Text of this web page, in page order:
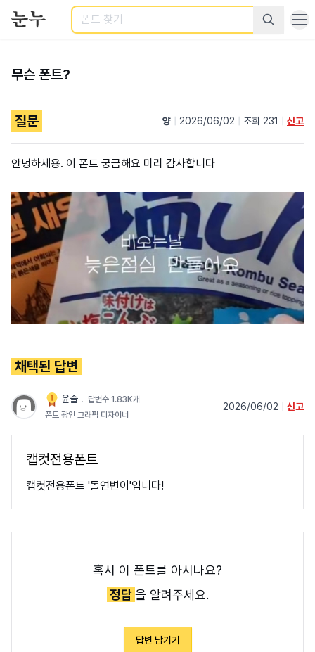
검색
무슨 폰트?
질문 양 2026/06/02 조회 231 신고
안녕하세용. 이 폰트 궁금해요 미리 감사합니다
채택된 답변
윤슬 ﹒ 답변수 1.83K개
폰트 광인 그래픽 디자이너
2026/06/02 신고
캡컷전용폰트
캡컷전용폰트 '돌연변이'입니다!
혹시 이 폰트를 아시나요?
정답을 알려주세요.
답변 남기기